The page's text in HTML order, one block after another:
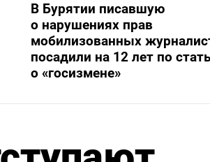
В Бурятии писавшую
о нарушениях прав
мобилизованных
посадили на 12 лет по
о «госизмене»